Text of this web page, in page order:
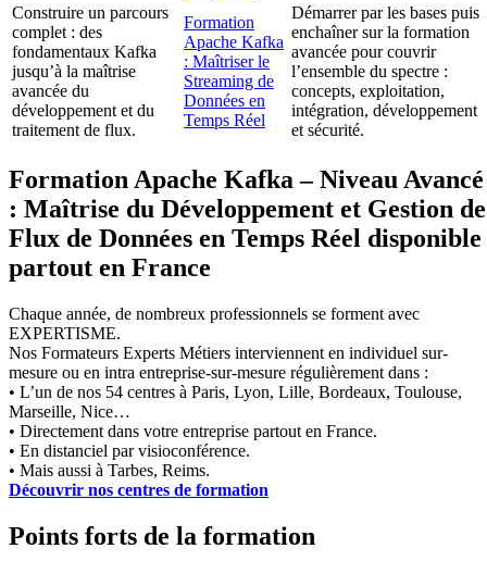
Construire un parcours
complet : des
fondamentaux Kafka
jusqu’à la maîtrise
avancée du
développement et du
traitement de flux.
Formation
Apache Kafka
: Maîtriser le
Streaming de
Données en
Temps Réel
Démarrer par les bases puis
enchaîner sur la formation
avancée pour couvrir
l’ensemble du spectre :
concepts, exploitation,
intégration, développement
et sécurité.
Formation Apache Kafka – Niveau Avancé
: Maîtrise du Développement et Gestion de
Flux de Données en Temps Réel disponible
partout en France
Chaque année, de nombreux professionnels se forment avec
EXPERTISME.
Nos Formateurs Experts Métiers interviennent en individuel sur-
mesure ou en intra entreprise-sur-mesure régulièrement dans :
• L’un de nos 54 centres à Paris, Lyon, Lille, Bordeaux, Toulouse,
Marseille, Nice…
• Directement dans votre entreprise partout en France.
• En distanciel par visioconférence.
• Mais aussi à Tarbes, Reims.
Découvrir nos centres de formation
Points forts de la formation